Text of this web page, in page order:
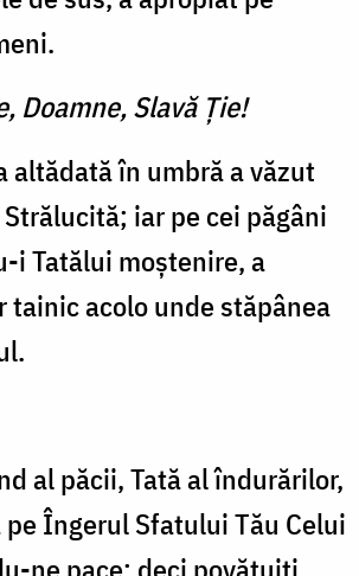
Doamne, Slavă Ţie!
altădată în umbră a văzut
iar pe cei păgâni
i Tatălui moştenire, a
acolo unde stăpânea
al păcii, Tată al îndurărilor,
Îngerul Sfatului Tău Celui